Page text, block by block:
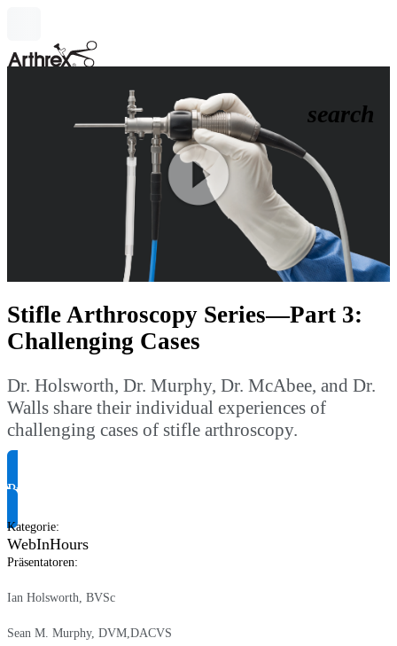
search
Play
Video
Stifle Arthroscopy Series—Part 3:
Challenging Cases
Dr. Holsworth, Dr. Murphy, Dr. McAbee, and Dr.
Walls share their individual experiences of
challenging cases of stifle arthroscopy.
Produktinformationen anfragen
Kategorie:
WebInHours
Präsentatoren:
Ian Holsworth, BVSc
Sean M. Murphy, DVM,DACVS